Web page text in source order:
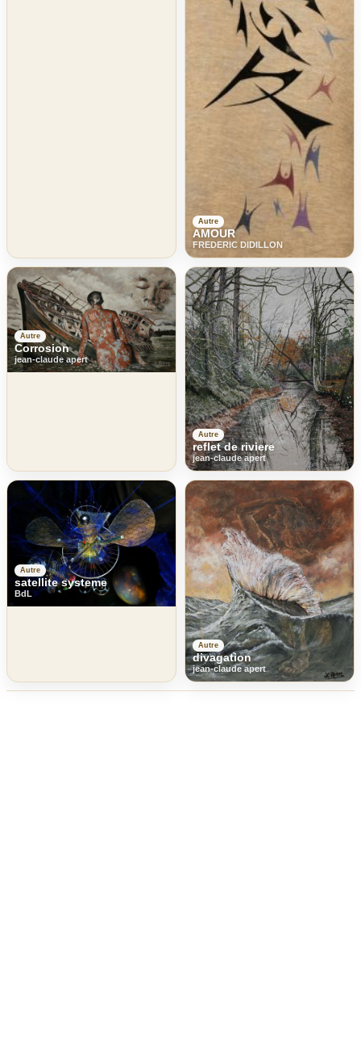
Autre
AMOUR
FREDERIC DIDILLON
Autre
Corrosion
jean-claude apert
Autre
reflet de riviere
jean-claude apert
Autre
satellite systeme
BdL
Autre
divagation
jean-claude apert